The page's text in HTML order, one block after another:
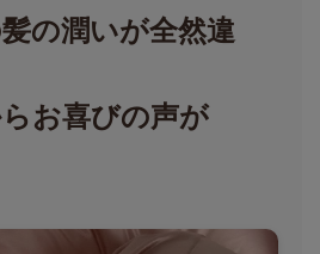
の潤いが全然違
お喜びの声が